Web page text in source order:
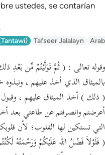
ustedes, se contarían
Tafseer Jalalayn
وقوله تعالى : ( ثُمَّ تَوَلَّيْتُمْ مِّن بَعْدِ
بالميثاق الذي أخذ عليهم ،
( ذلك ) أخذ الميثاق عليهم ،
أعرضتم وانصرفتم عن طاعتي بعد
التي تستكين لها القلوب؛ لأن
( فَلَوْلاَ فَضْلُ الله عَلَيْكُمْ وَرَحْمَتُهُ